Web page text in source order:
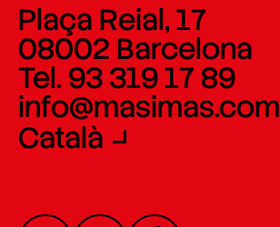
Plaça Reial, 17
08002 Barcelona
Tel. 93 319 17 89
info@masimas.com
Català